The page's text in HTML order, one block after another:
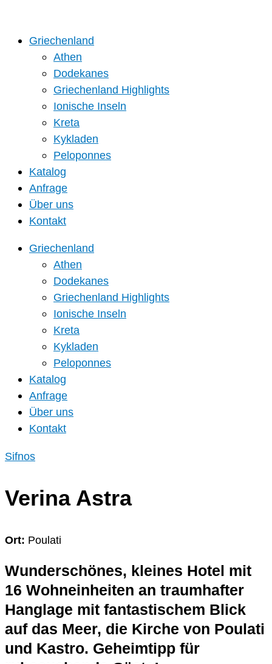
springenGriechenland
Athen
Dodekanes
Griechenland Highlights
Ionische Inseln
Kreta
Kykladen
Peloponnes
Katalog
Anfrage
Über uns
Kontakt
Griechenland
Athen
Dodekanes
Griechenland Highlights
Ionische Inseln
Kreta
Kykladen
Peloponnes
Katalog
Anfrage
Über uns
Kontakt
Sifnos
Verina Astra
Ort: Poulati
Wunderschönes, kleines Hotel mit
16 Wohneinheiten an traumhafter
Hanglage mit fantastischem Blick
auf das Meer, die Kirche von Poulati
und Kastro. Geheimtipp für